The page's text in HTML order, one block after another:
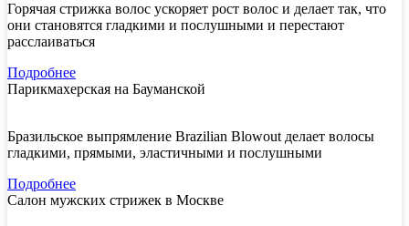
Горячая стрижка волос ускоряет рост волос и делает так, что
они становятся гладкими и послушными и перестают
расслаиваться
Подробнее
Парикмахерская на Бауманской
Бразильское выпрямление Brazilian Blowout делает волосы
гладкими, прямыми, эластичными и послушными
Подробнее
Салон мужских стрижек в Москве